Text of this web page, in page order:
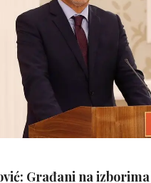
Građani na